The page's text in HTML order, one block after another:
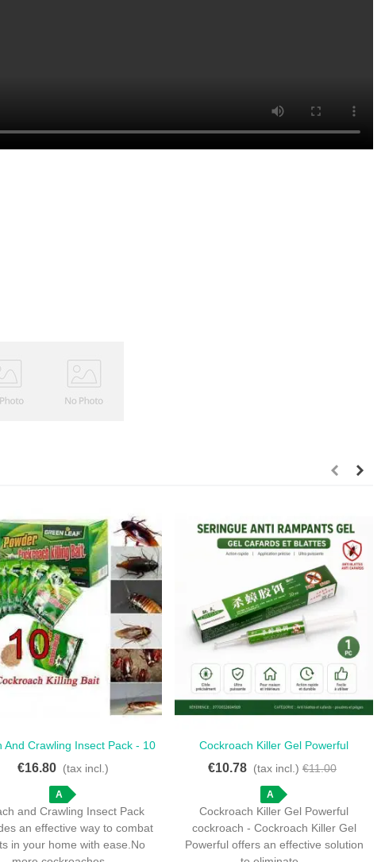
Love
And Crawling Insect Pack - 10
Units For Pest Control
€16.80 (tax incl.)
A
and Crawling Insect Pack
an effective way to combat
in your home with ease.No
Love
Cockroach Killer Gel Powerful
Cockroach - Cockroach Killer Gel
Powerful - Eliminate Roaches Quickly
€10.78 (tax incl.) €11.00
A
Cockroach Killer Gel Powerful
cockroach - Cockroach Killer Gel
Powerful offers an effective solution